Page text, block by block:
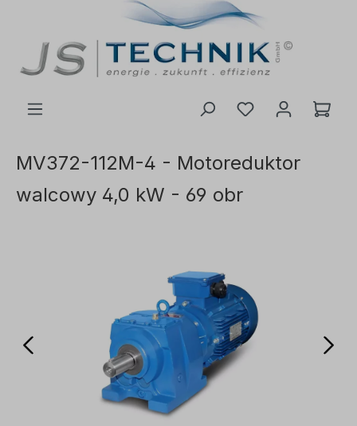
MV372-112M-4 - Motoreduktor
walcowy 4,0 kW - 69 obr